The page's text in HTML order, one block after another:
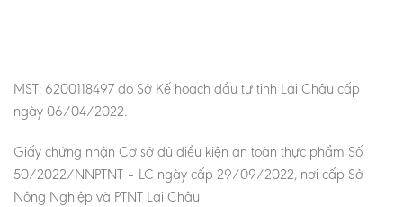
MST: 6200118497 do Sở Kế hoạch đầu tư tỉnh Lai Châu cấp
ngày 06/04/2022.
Giấy chứng nhận Cơ sở đủ điều kiện an toàn thực phẩm Số
50/2022/NNPTNT – LC ngày cấp 29/09/2022, nơi cấp Sở
Nông Nghiệp và PTNT Lai Châu